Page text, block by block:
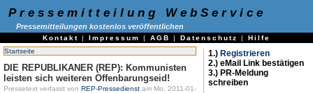
Pressemitteilung WebService
Pressemitteilungen kostenlos veröffentlichen
Kontakt | Impressum | AGB | Datenschutz | Hilfe
Startseite
DIE REPUBLIKANER (REP): Kommunisten
leisten sich weiteren Offenbarungseid!
Pressetext verfasst von REP-Pressedienst am Mo, 2011-01-
1.) Registrieren
2.) eMail Link bestätigen
3.) PR-Meldung
schreiben